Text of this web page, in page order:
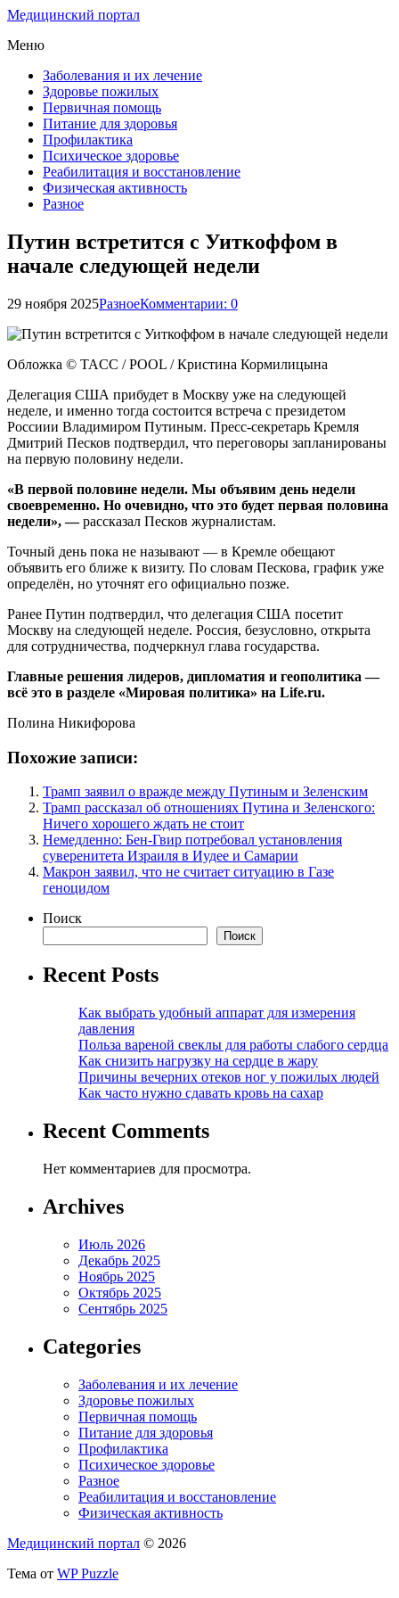
Медицинский портал
Меню
Заболевания и их лечение
Здоровье пожилых
Первичная помощь
Питание для здоровья
Профилактика
Психическое здоровье
Реабилитация и восстановление
Физическая активность
Разное
Путин встретится с Уиткоффом в
начале следующей недели
29 ноября 2025РазноеКомментарии: 0
Обложка © TACC / POOL / Кристина Кормилицына
Делегация США прибудет в Москву уже на следующей
неделе, и именно тогда состоится встреча с президетом
Россиии Владимиром Путиным. Пресс-секретарь Кремля
Дмитрий Песков подтвердил, что переговоры запланированы
на первую половину недели.
«В первой половине недели. Мы объявим день недели
своевременно. Но очевидно, что это будет первая половина
недели», —рассказал Песков журналистам.
Точный день пока не называют — в Кремле обещают
объявить его ближе к визиту. По словам Пескова, график уже
определён, но уточнят его официально позже.
Ранее Путин подтвердил, что делегация США посетит
Москву на следующей неделе. Россия, безусловно, открыта
для сотрудничества, подчеркнул глава государства.
Главные решения лидеров, дипломатия и геополитика —
всё это в разделе «Мировая политика» на Life.ru.
Полина Никифорова
Похожие записи:
Трамп заявил о вражде между Путиным и Зеленским
Трамп рассказал об отношениях Путина и Зеленского:
Ничего хорошего ждать не стоит
Немедленно: Бен-Гвир потребовал установления
суверенитета Израиля в Иудее и Самарии
Макрон заявил, что не считает ситуацию в Газе
геноцидом
Поиск
Поиск
Recent Posts
Как выбрать удобный аппарат для измерения
давления
Польза вареной свеклы для работы слабого сердца
Как снизить нагрузку на сердце в жару
Причины вечерних отеков ног у пожилых людей
Как часто нужно сдавать кровь на сахар
Recent Comments
Нет комментариев для просмотра.
Archives
Июль 2026
Декабрь 2025
Ноябрь 2025
Октябрь 2025
Сентябрь 2025
Categories
Заболевания и их лечение
Здоровье пожилых
Первичная помощь
Питание для здоровья
Профилактика
Психическое здоровье
Разное
Реабилитация и восстановление
Физическая активность
Медицинский портал © 2026
Тема от WP Puzzle